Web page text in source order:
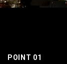
POINT 01